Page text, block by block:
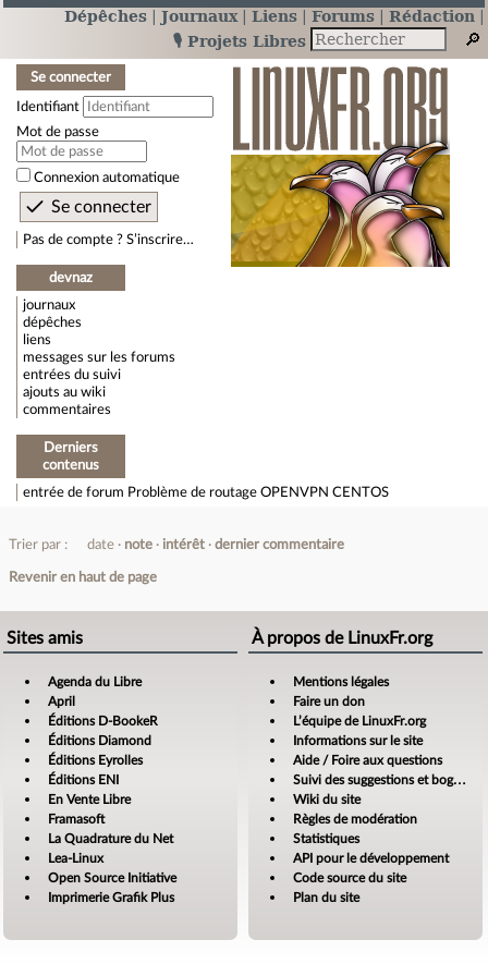
Dépêches Journaux Liens Forums
Rédaction
🎙️ Projets Libres
Se connecter
Identifiant
Mot de passe
Connexion automatique
Pas de compte ? S’inscrire…
devnaz
journaux
dépêches
liens
messages sur les forums
entrées du suivi
ajouts au wiki
commentaires
Derniers
contenus
entrée de forum Problème de routage OPENVPN CENTOS
Trier par : date note intérêt dernier commentaire
Revenir en haut de page
Sites amis
Agenda du Libre
April
Éditions D-BookeR
Éditions Diamond
Éditions Eyrolles
Éditions ENI
En Vente Libre
Framasoft
La Quadrature du Net
Lea-Linux
Open Source Initiative
Imprimerie Grafik Plus
À propos de LinuxFr.org
Mentions légales
Faire un don
L’équipe de LinuxFr.org
Informations sur le site
Aide / Foire aux questions
Suivi des suggestions et bogues
Wiki du site
Règles de modération
Statistiques
API pour le développement
Code source du site
Plan du site